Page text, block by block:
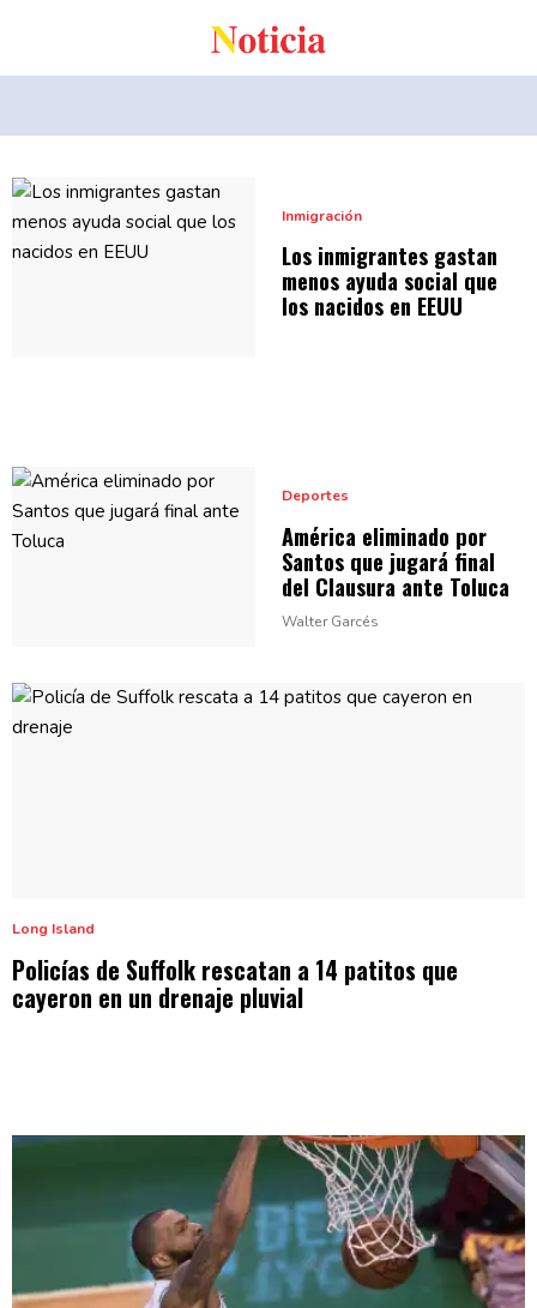
Inmigración
Los inmigrantesgastan
menos ayuda social que
los nacidos en EEUU
Deportes
América eliminado por
Santos que jugará final
del Clausura ante Toluca
Walter Garcés
Long Island
Policías de Suffolk rescatan a 14 patitos que
cayeron en un drenaje pluvial